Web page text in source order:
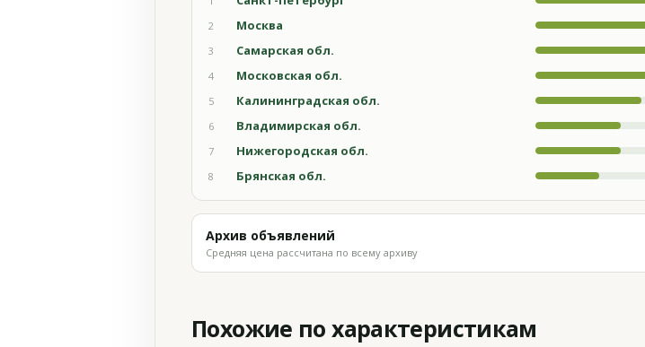
2
Москва
3
Самарская обл.
4
Московская обл.
5
Калининградская обл.
6
Владимирская обл.
7
Нижегородская обл.
8
Брянская обл.
Архив объявлений
Средняя цена рассчитана по всему архиву
Похожие по характеристикам